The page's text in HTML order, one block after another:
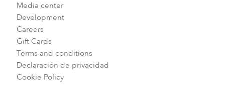
Media center
Development
Careers
Gift Cards
Terms and conditions
Declaración de privacidad
Cookie Policy